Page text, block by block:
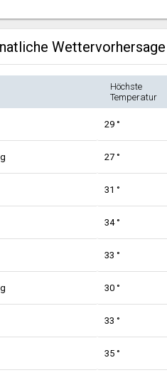
Wettervorhersage
Höchste
Temperatur
29 °
27 °
31 °
34 °
33 °
30 °
33 °
35 °